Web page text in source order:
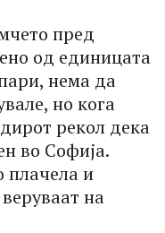
пред
од единицата
нема да
но кога
рекол дека
во Софија.
плачела и
на